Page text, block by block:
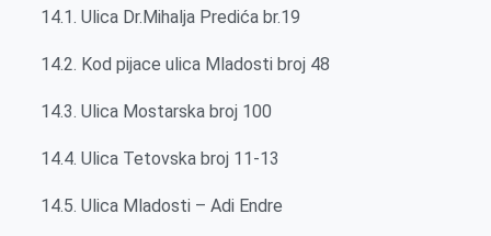
14.1. Ulica Dr.Mihalja Predića br.19
14.2. Kod pijace ulica Mladosti broj 48
14.3. Ulica Mostarska broj 100
14.4. Ulica Tetovska broj 11-13
14.5. Ulica Mladosti – Adi Endre